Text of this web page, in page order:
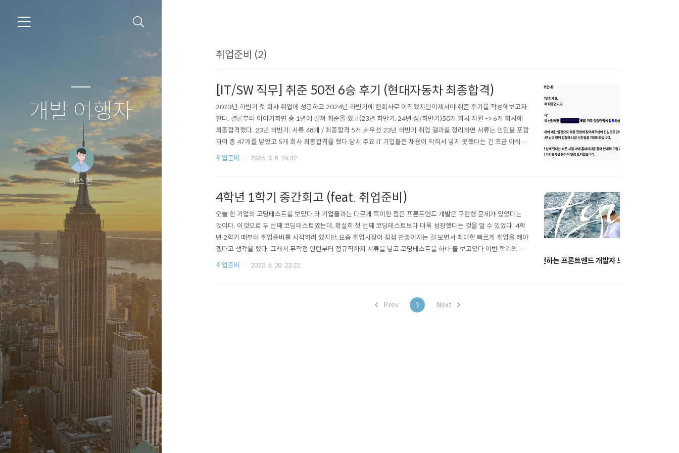
개발 여행자
예스현
취업준비 (2)
[IT/SW 직무] 취준 50전 6승 후기 (현대자동차 최종합격)
2023년 하반기 첫 회사 취업에 성공하고 2024년 하반기에 현회사로 이직했지만이제서야 취준 후기를 작성해보고자
한다. 결론부터 이야기하면 총 1년에 걸쳐 취준을 했고(23년 하반기, 24년 상/하반기)50개 회사 지원 -> 6개 회사에
최종합격했다. 23년 하반기: 서류 48개 / 최종합격 5개 🎉우선 23년 하반기 취업 결과를 정리하면 서류는 인턴을 포함
하여 총 47개를 넣었고 5개 회사 최종합격을 했다.당시 주요 IT 기업들은 채용이 막혀서 넣지 못했다는 건 조금 아쉬웠
다. 📌 지원회사 (48개) 🏭 제조업(12개) : LG화학, 현대자동차, 현대모비스, KAI 한국항공우주산업, 삼성전자, SK하이
취업준비 2026. 3. 8. 16:42
4학년 1학기 중간회고 (feat. 취업준비)
오늘 한 기업의 코딩테스트를 보았다.타 기업들과는 다르게 특이한 점은 프론트엔드 개발은 구현형 문제가 있었다는
것이다. 이것으로 두 번째 코딩테스트였는데, 확실히 첫 번째 코딩테스트보다 더욱 성장했다는 것을 알 수 있었다. 4학
년 2학기 때부터 취업준비를 시작하려 했지만, 요즘 취업시장이 점점 안좋아지는 걸 보면서 최대한 빠르게 취업을 해야
겠다고 생각을 했다. 그래서 무작정 인턴부터 정규직까지 서류를 넣고 코딩테스트를 하나 둘 보고있다.이번 학기의 목
표는 본격적으로 취업준비를 하기 이전에 어떠한 점이 부족하고, 어느 부분을 채워야 하는지 알아보는 것이었는데 18
취업준비 2023. 5. 20. 22:22
Prev 1 Next